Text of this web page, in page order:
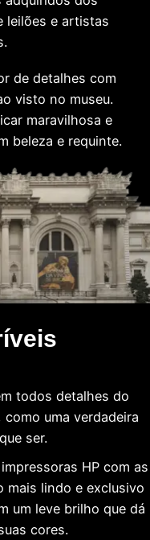
leilões e artistas
de detalhes com
visto no museu.
maravilhosa e
beleza e requinte.
todos detalhes do
uma verdadeira
ser.
HP com as
mais lindo e exclusivo
um leve brilho que dá
cores.